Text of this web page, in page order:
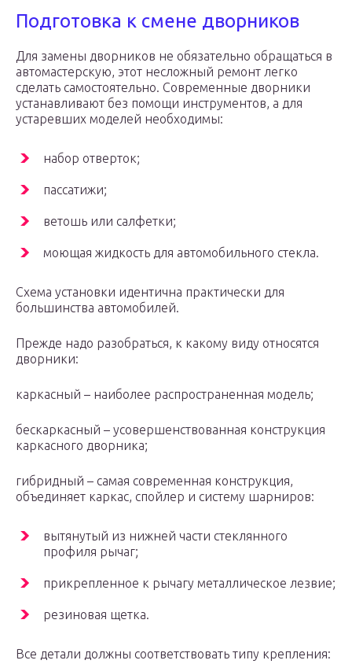
Подготовка к смене дворников
Для замены дворников не обязательно обращаться в
автомастерскую, этот несложный ремонт легко
сделать самостоятельно. Современные дворники
устанавливают без помощи инструментов, а для
устаревших моделей необходимы:
набор отверток;
пассатижи;
ветошь или салфетки;
моющая жидкость для автомобильного стекла.
Схема установки идентична практически для
большинства автомобилей.
Прежде надо разобраться, к какому виду относятся
дворники:
каркасный – наиболее распространенная модель;
бескаркасный – усовершенствованная конструкция
каркасного дворника;
гибридный – самая современная конструкция,
объединяет каркас, спойлер и систему шарниров:
вытянутый из нижней части стеклянного
профиля рычаг;
прикрепленное к рычагу металлическое лезвие;
резиновая щетка.
Все детали должны соответствовать типу крепления: